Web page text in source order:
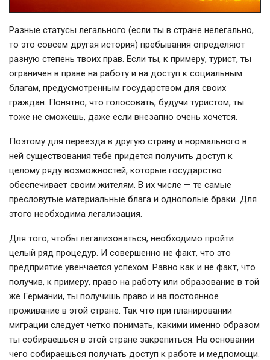
Разные статусы легального (если ты в стране нелегально,
то это совсем другая история) пребывания определяют
разную степень твоих прав. Если ты, к примеру, турист, ты
ограничен в праве на работу и на доступ к социальным
благам, предусмотренным государством для своих
граждан. Понятно, что голосовать, будучи туристом, ты
тоже не сможешь, даже если внезапно очень хочется.
Поэтому для переезда в другую страну и нормального в
ней существования тебе придется получить доступ к
целому ряду возможностей, которые государство
обеспечивает своим жителям. В их числе — те самые
пресловутые материальные блага и однополые браки. Для
этого необходима легализация.
Для того, чтобы легализоваться, необходимо пройти
целый ряд процедур. И совершенно не факт, что это
предприятие увенчается успехом. Равно как и не факт, что
получив, к примеру, право на работу или образование в той
же Германии, ты получишь право и на постоянное
проживание в этой стране. Так что при планировании
миграции следует четко понимать, какими именно образом
ты собираешься в этой стране закрепиться. На основании
чего собираешься получать доступ к работе и медпомощи.